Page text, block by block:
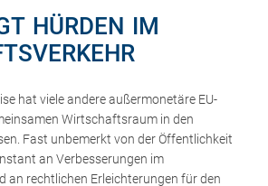
HÜRDEN IM
hat viele andere außermonetäre EU-
Wirtschaftsraum in den
Fast unbemerkt von der Öffentlichkeit
an Verbesserungen im
an rechtlichen Erleichterungen für den